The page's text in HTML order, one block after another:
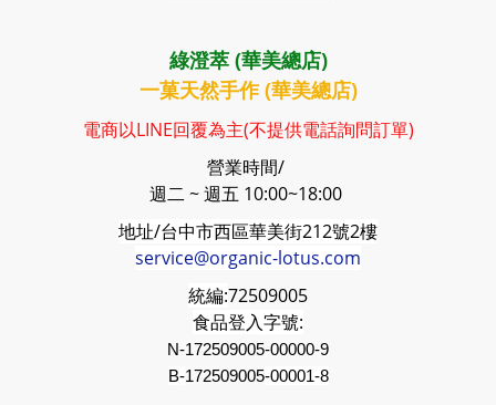
綠澄萃 (華美總店)
一菓天然手作 (華美總店)
電商以LINE回覆為主(不提供電話詢問訂單)
營業時間/
週二 ~ 週五 10:00~18:00
地址/台中市西區華美街212號2樓
service@organic-lotus.com
統編:72509005
食品登入字號:
N-172509005-00000-9
B-172509005-00001-8